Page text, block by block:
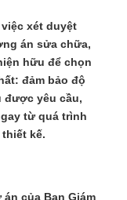
xét duyệt
án sửa chữa,
hữu để chọn
đảm bảo độ
được yêu cầu,
từ quá trình
kế.
của Ban Giám